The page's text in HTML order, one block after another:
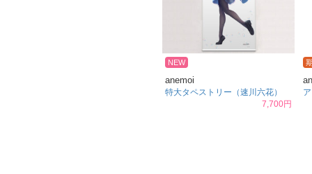
NEW
anemoi
特大タペストリー（速川六花）
7,700円